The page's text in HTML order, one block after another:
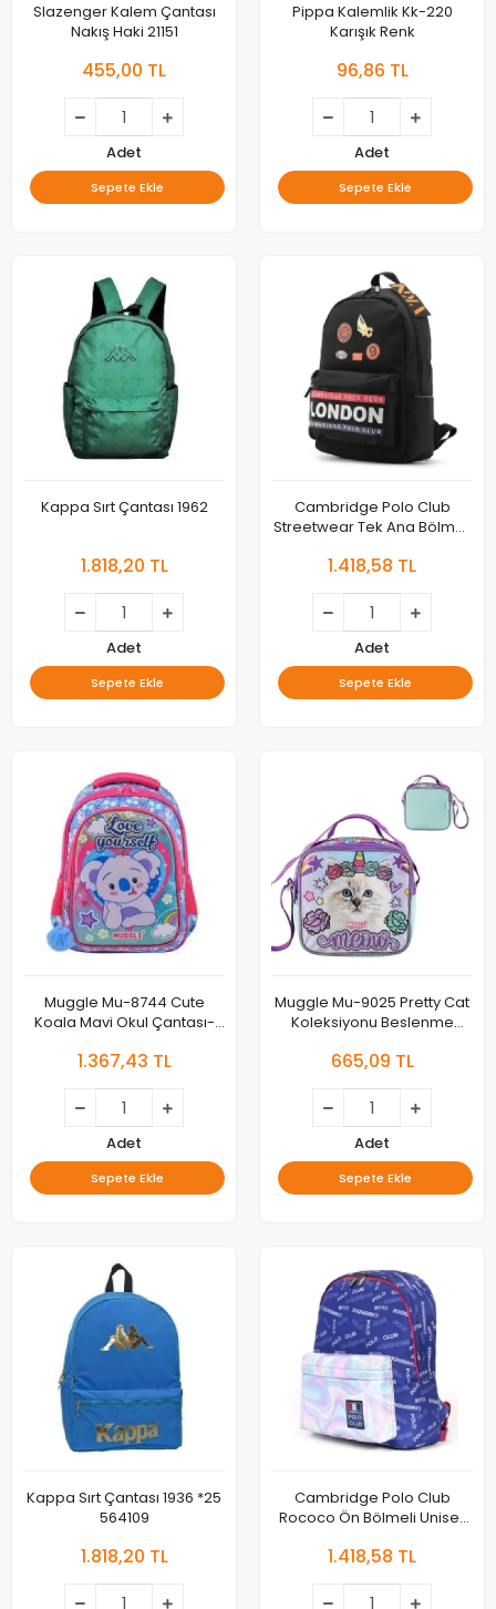
Slazenger Kalem Çantası
Nakış Haki 21151
455,00 TL
Adet
Sepete Ekle
Pippa Kalemlik Kk-220
Karışık Renk
96,86 TL
Adet
Sepete Ekle
Kappa Sırt Çantası 1962
1.818,20 TL
Adet
Sepete Ekle
Cambridge Polo Club
Streetwear Tek Ana Bölmeli
Çantası Cpo4013-0001-
1.418,58 TL
Adet
Sepete Ekle
Muggle Mu-8744 Cute
Koala Mavi Okul Çantası-
1.367,43 TL
Adet
Sepete Ekle
Muggle Mu-9025 Pretty Cat
Koleksiyonu Beslenme
665,09 TL
Adet
Sepete Ekle
Kappa Sırt Çantası 1936 *25
564109
1.818,20 TL
Cambridge Polo Club
Rococo Ön Bölmeli Unisex
Cpo4010-005-mor Bntt
1.418,58 TL